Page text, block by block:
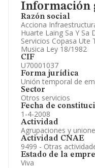
Información
Razón social
Acciona
Huarte Laing Sa Y Sa
Servicios Copasa Ute
Musica Ley 18/1982
CIF
U70001037
Forma jurídica
Unión temporal de
Sector
Otros servicios
Fecha de
1-4-2008
Actividad
Agrupaciones y
Actividad CNAE
9499 - Otras
Estado de la
Viva
Directivos y
Accionistas.
Participaciones y
Artículos de
Información